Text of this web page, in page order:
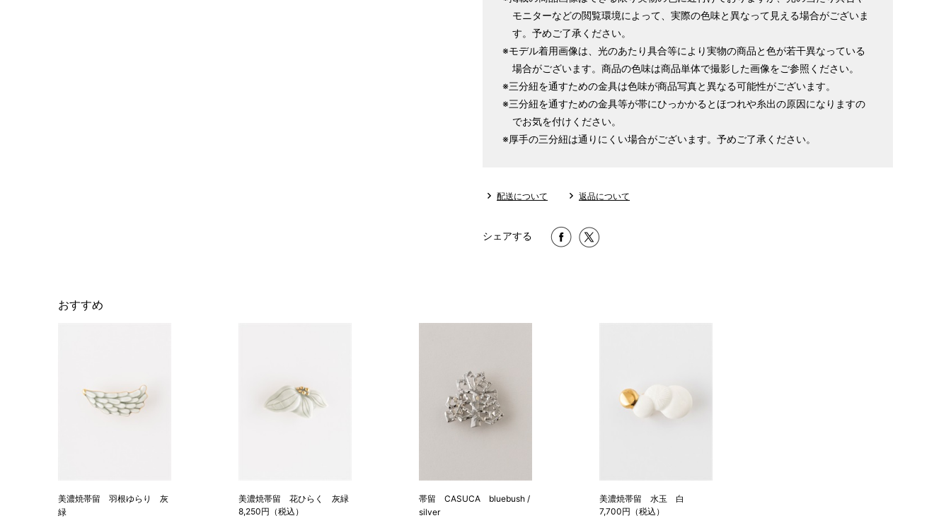
モニターなどの閲覧環境によって、実際の色味と異なって見える場合がございま
す。予めご了承ください。
※モデル着用画像は、光のあたり具合等により実物の商品と色が若干異なっている
場合がございます。商品の色味は商品単体で撮影した画像をご参照ください。
※三分紐を通すための金具は色味が商品写真と異なる可能性がございます。
※三分紐を通すための金具等が帯にひっかかるとほつれや糸出の原因になりますの
でお気を付けください。
※厚手の三分紐は通りにくい場合がございます。予めご了承ください。
配送について 返品について
シェアする
おすすめ
美濃焼帯留 羽根ゆらり 灰
緑
美濃焼帯留 花ひらく 灰緑
8,250円（税込）
帯留 CASUCA bluebush /
silver
美濃焼帯留 水玉 白
7,700円（税込）